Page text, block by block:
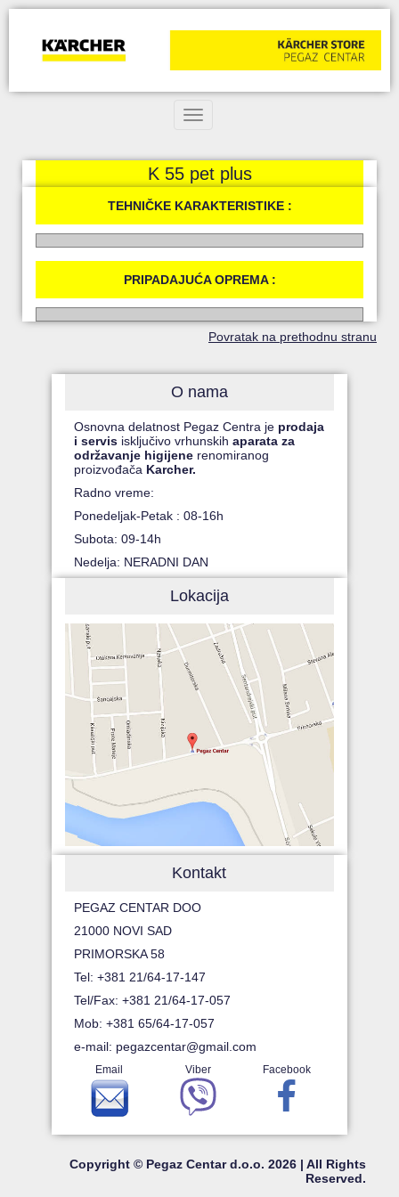
Toggle navigation
K 55 pet plus
TEHNIČKE KARAKTERISTIKE :
PRIPADAJUĆA OPREMA :
Povratak na prethodnu stranu
O nama
Osnovna delatnost Pegaz Centra je prodaja
i servis isključivo vrhunskihaparata za
održavanje higijene renomiranog
proizvođača Karcher.
Radno vreme:
Ponedeljak-Petak : 08-16h
Subota: 09-14h
Nedelja: NERADNI DAN
Lokacija
Kontakt
PEGAZ CENTAR DOO
21000 NOVI SAD
PRIMORSKA 58
Tel: +381 21/64-17-147
Tel/Fax: +381 21/64-17-057
Mob: +381 65/64-17-057
e-mail: pegazcentar@gmail.com
Email Viber Facebook
Copyright © Pegaz Centar d.o.o. 2026 | All Rights
Reserved.